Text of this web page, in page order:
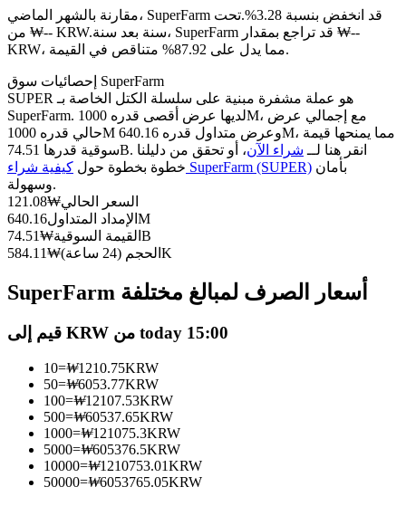
العقود الآجلة باستخدام USDC كضمان
نسخ التداول
انضم إلى أفضل المتداولين
كن متداول نسخ
استمتع بتقاسم الأرباح وعمولات نسخ التداول
مقارنة بالشهر الماضي، SuperFarm قد انخفض بنسبة 3.28%.تحت
من ₩-- KRW.سنة بعد سنة، SuperFarm قد تراجع بمقدار ₩--
KRW، مما يدل على 87.92% متناقص في القيمة.
إحصائيات سوق SuperFarm
SUPER هو عملة مشفرة مبنية على سلسلة الكتل الخاصة بـ
SuperFarm. لديها عرض أقصى قدره 1000M، مع إجمالي عرض
حالي قدره 1000M وعرض متداول قدره 640.16M، مما يمنحها قيمة
سوقية قدرها 74.51B. انقر هنا لــ شراء الآن، أو تحقق من دليلنا
خطوة بخطوة حول كيفية شراء SuperFarm (SUPER)
وسهولة.
السعر الحالي₩
121.08
الإمداد المتداول 640.16M
القيمة السوقية₩
74.51B
الحجم (24 ساعة)
₩ 584.11K
SuperFarm أسعار الصرف لمبالغ مختلفة
قيم إلى KRW من today 15:00
10=₩1210.75KRW
50=₩6053.77KRW
100=₩12107.53KRW
500=₩60537.65KRW
1000=₩121075.3KRW
5000=₩605376.5KRW
10000=₩1210753.01KRW
50000=₩6053765.05KRW